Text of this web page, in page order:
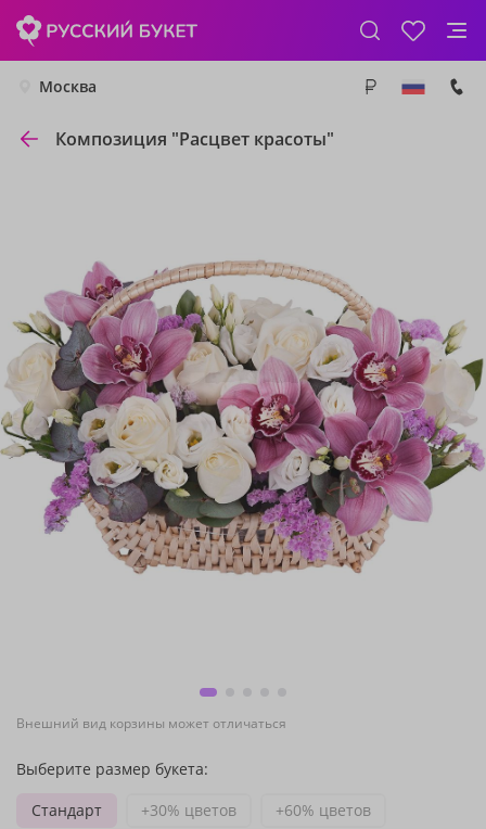
Москва
Композиция "Расцвет красоты"
Внешний вид корзины может отличаться
Выберите размер букета:
Стандарт
+30% цветов +60% цветов